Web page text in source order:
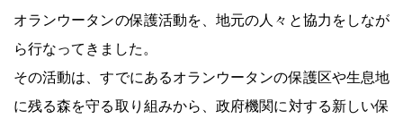
オランウータンの保護活動を、地元の人々と協力をしなが
ら行なってきました。
その活動は、すでにあるオランウータンの保護区や生息地
に残る森を守る取り組みから、政府機関に対する新しい保